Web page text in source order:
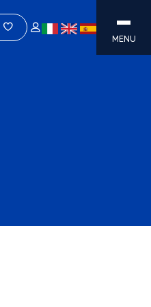
MENU